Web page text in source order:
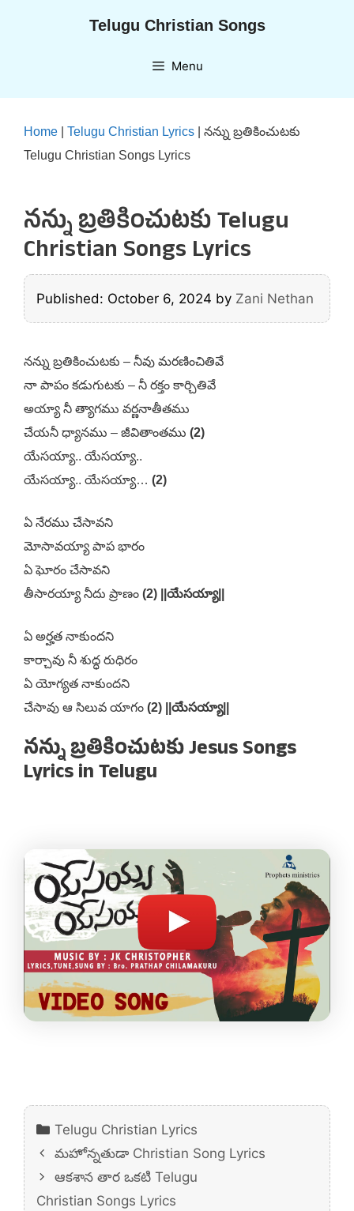
Telugu Christian Songs
Menu
Home Telugu Christian Lyrics
నన్ను బ్రతికించుటకు
Telugu Christian Songs Lyrics
నన్ను బ్రతికించుటకు Telugu
Christian Songs Lyrics
Published: October 6, 2024 by Zani Nethan
నన్ను బ్రతికించుటకు – నీవు మరణించితివే
నా పాపం కడుగుటకు – నీ రక్తం కార్చితివే
అయ్యా నీ త్యాగము వర్ణనాతీతము
చేయనీ ధ్యానము – జీవితాంతము (2)
యేసయ్యా.. యేసయ్యా..
యేసయ్యా.. యేసయ్యా… (2)
ఏ నేరము చేసావని
మోసావయ్యా పాప భారం
ఏ ఘోరం చేసావని
తీసారయ్యా నీదు ప్రాణం (2) ||యేసయ్యా||
ఏ అర్హత నాకుందని
కార్చావు నీ శుద్ధ రుధిరం
ఏ యోగ్యత నాకుందని
చేసావు ఆ సిలువ యాగం (2) ||యేసయ్యా||
నన్ను బ్రతికించుటకు Jesus Songs
Lyrics in Telugu
Categories
Telugu Christian Lyrics
మహోన్నతుడా Christian Song Lyrics
ఆకశాన తార ఒకటి Telugu
Christian Songs Lyrics